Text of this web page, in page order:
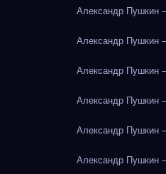
Александр Пушкин
Александр Пушкин
Александр Пушкин
Александр Пушкин
Александр Пушкин
Александр Пушкин